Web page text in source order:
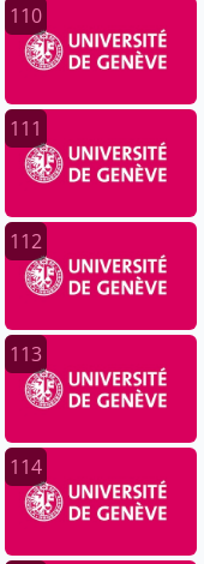
110
111
112
113
114